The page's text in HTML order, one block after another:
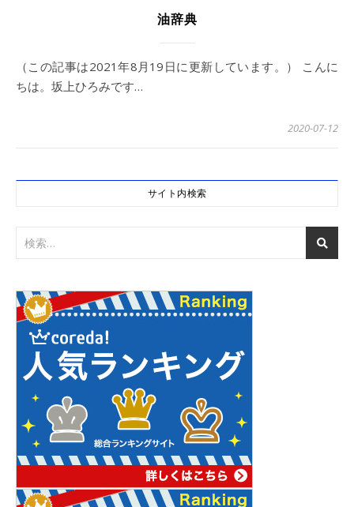
油辞典
（この記事は2021年8月19日に更新しています。） こんに
ちは。坂上ひろみです…
2020-07-12
サイト内検索